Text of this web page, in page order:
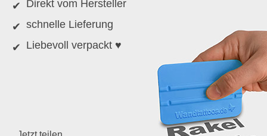
Direkt vom Hersteller
schnelle Lieferung
Liebevoll verpackt ♥